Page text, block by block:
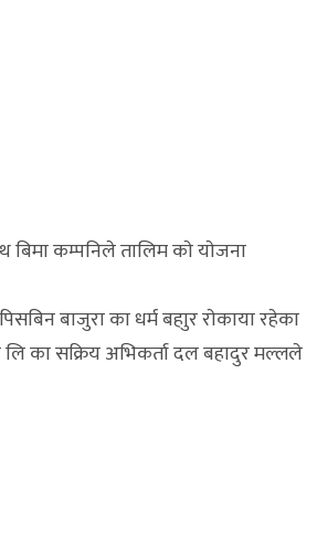
कम्पनिले तालिम काे याेजना
बाजुरा का धर्म बहाुर राेकाया रहेका
लि का सक्रिय अभिकर्ता दल बहादुर मल्लले